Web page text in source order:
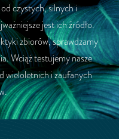
czystych, silnych i
jest ich źródło.
zbiorów, sprawdzamy
Wciąż testujemy nasze
wieloletnich i zaufanych